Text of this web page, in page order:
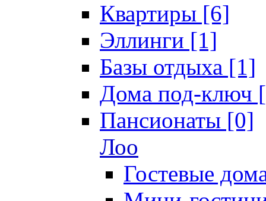
Квартиры [6]
Эллинги [1]
Базы отдыха [1]
Дома под-ключ
Пансионаты [0]
Лоо
Гостевые